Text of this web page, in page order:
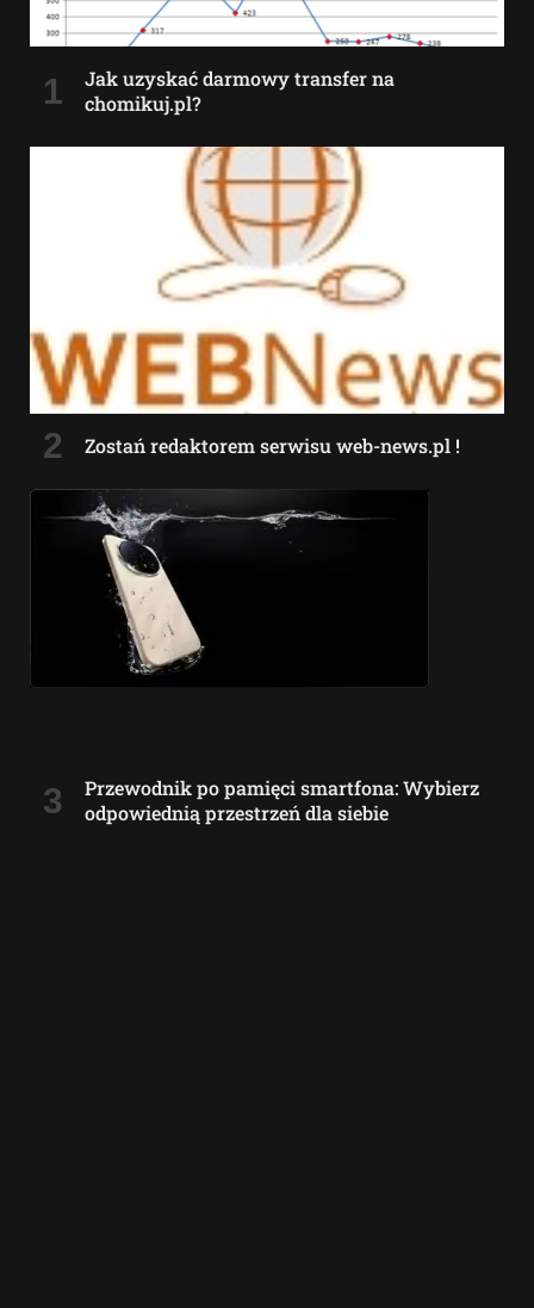
Jak uzyskać darmowy transfer na
chomikuj.pl?
Zostań redaktorem serwisu web-news.pl !
Przewodnik po pamięci smartfona: Wybierz
odpowiednią przestrzeń dla siebie